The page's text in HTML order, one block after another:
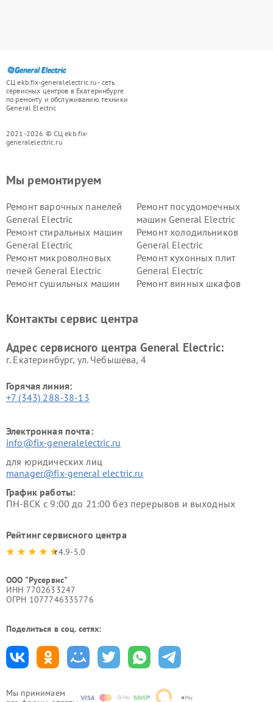
СЦ ekb.fix-generalelectric.ru - сеть
сервисных центров в Екатеринбурге
по ремонту и обслуживанию техники
General Electric
2021-2026 © СЦ ekb.fix-
generalelectric.ru
Мы принимаем
Мы ремонтируем
Ремонт варочных панелей
General Electric
Ремонт посудомоечных
машин General Electric
Ремонт стиральных машин
General Electric
Ремонт холодильников
General Electric
Ремонт микроволновых
печей General Electric
Ремонт кухонных плит
General Electric
Ремонт сушильных машин
Ремонт винных шкафов
Electric
General Electric
Контакты сервис центра
Адрес сервисного центра General Electric:
г. Екатеринбург, ул. Чебышёва, 4
Горячая линия:
+7 (343) 288-38-13
Электронная почта:
info@fix-generalelectric.ru
для юридических лиц
manager@fix-general electric.ru
График работы:
ПН-ВСК с 9:00 до 21:00 без перерывов и выходных
Рейтинг сервисного центра
4.9-5.0
ООО "Русервис"
ИНН 7702633247
ОГРН 1077746335776
Поделиться в соц. сетях: